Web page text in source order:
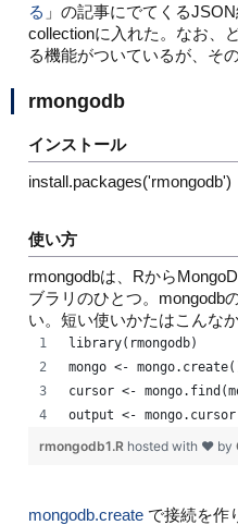
る 」の記事にでてくる
collectionに入れた。なお、
る機能がついているが、そ
rmongodb
インストール
install.packages('rmongodb')
使い方
rmongodbは、Rから
ブラリのひとつ。mongodb
い。短い使いかたはこんなか
library(rmongodb)
mongo <-
cursor <-
output <-
rmongodb1.R hosted with ❤ by
mongodb.create で接続を作